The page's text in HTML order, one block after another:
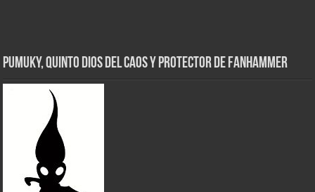
Pumuky, Quinto Dios del Caos y Protector de FanHammer